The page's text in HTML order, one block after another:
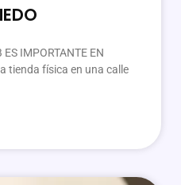
ES IMPORTANTE EN
tienda física en una calle